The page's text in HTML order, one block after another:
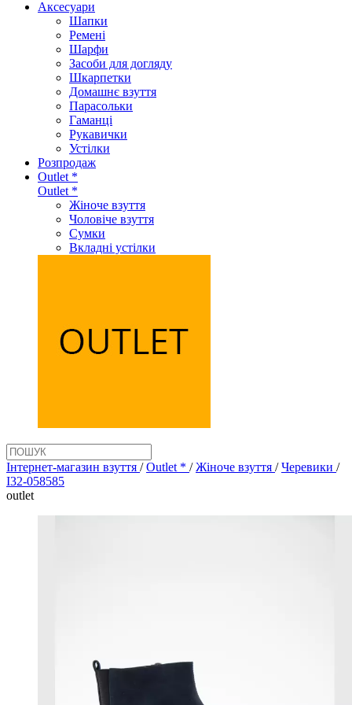
Аксеcуари
Шапки
Ремені
Шарфи
Засоби для догляду
Шкарпетки
Домашнє взуття
Парасольки
Гаманці
Рукавички
Устілки
Розпродаж
Outlet *
Outlet *
Жіноче взуття
Чоловіче взуття
Сумки
Вкладні устілки
Інтернет-магазин взуття / Outlet * / Жіноче взуття / Черевики /
I32-058585
outlet